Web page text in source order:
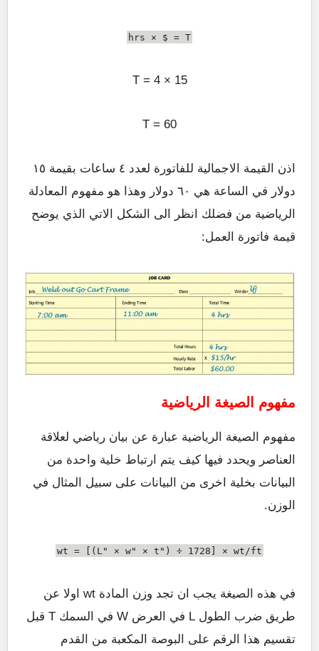
hrs × $ = T
15 × 4 = T
T = 60
اذن القيمة الاجمالية للفاتورة لعدد ٤ ساعات بقيمة ١٥
دولار في الساعة هي ٦٠ دولار وهذا هو مفهوم المعادلة
الرياضية من فضلك انظر الى الشكل الاتي الذي يوضح
قيمة فاتورة العمل:
مفهوم الصيغة الرياضية
مفهوم الصيغة الرياضية عبارة عن بيان رياضي لعلاقة
العناصر ويحدد فيها كيف يتم ارتباط خلية واحدة من
البيانات بخلية اخرى من البيانات على سبيل المثال في
الوزن.
wt = [(L" × w" × t") ÷ 1728] × wt/ft
في هذه الصيغة يجب ان تجد وزن المادة wt اولا عن
طريق ضرب الطول L في العرض W في السمك T قبل
تقسيم هذا الرقم على البوصة المكعبة من القدم